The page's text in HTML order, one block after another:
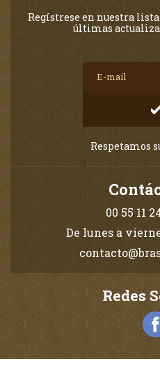
Regístrese en nuestra
últimas
Respetamos
00 55 11
De lunes a
Redes